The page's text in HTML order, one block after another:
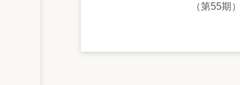
（第55期）